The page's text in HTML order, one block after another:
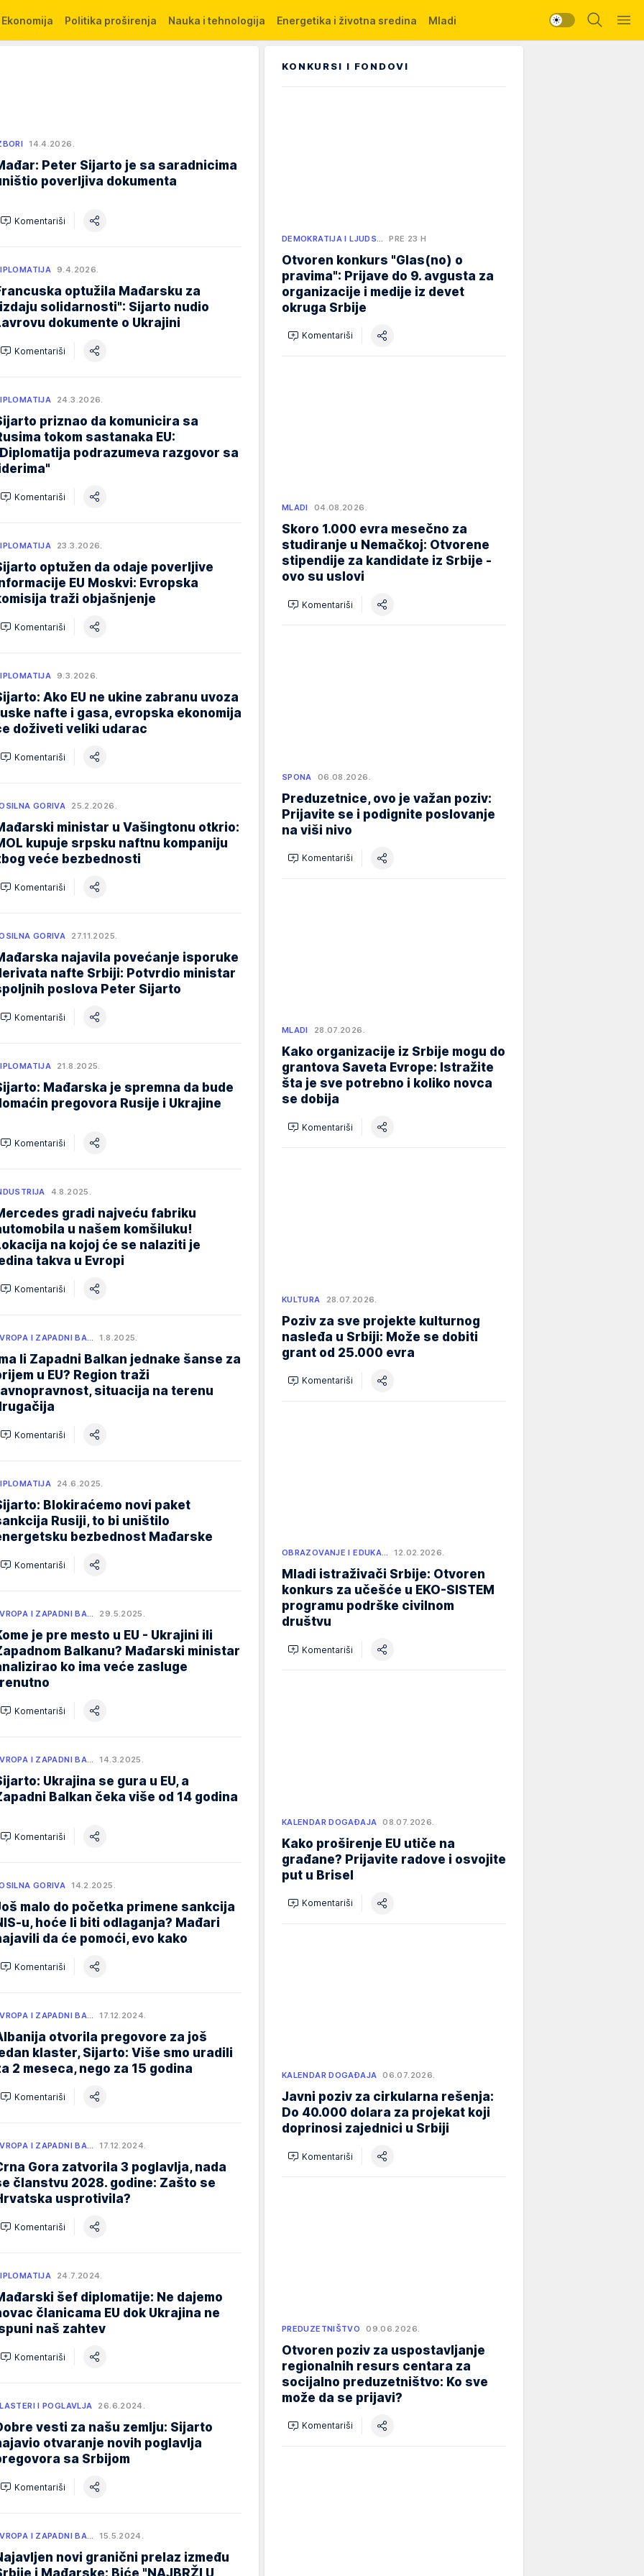
Ekonomija Politika proširenja Nauka i tehnologija Energetika i životna sredina Mladi
14.4.2026.
Peter Sijarto je sa saradnicima
poverljiva dokumenta
Komentariši
9.4.2026.
optužila Mađarsku za
solidarnosti": Sijarto nudio
dokumente o Ukrajini
Komentariši
24.3.2026.
priznao da komunicira sa
tokom sastanaka EU:
podrazumeva razgovor sa
Komentariši
23.3.2026.
optužen da odaje poverljive
EU Moskvi: Evropska
traži objašnjenje
Komentariši
9.3.2026.
Ako EU ne ukine zabranu uvoza
nafte i gasa, evropska ekonomija
doživeti veliki udarac
Komentariši
GORIVA 25.2.2026.
ministar u Vašingtonu otkrio:
kupuje srpsku naftnu kompaniju
veće bezbednosti
Komentariši
GORIVA 27.11.2025.
najavila povećanje isporuke
nafte Srbiji: Potvrdio ministar
poslova Peter Sijarto
Komentariši
21.8.2025.
Mađarska je spremna da bude
pregovora Rusije i Ukrajine
Komentariši
4.8.2025.
gradi najveću fabriku
u našem komšiluku!
na kojoj će se nalaziti je
takva u Evropi
Komentariši
I ZAPADNI BA… 1.8.2025.
li Zapadni Balkan jednake šanse za
u EU? Region traži
situacija na terenu
Komentariši
24.6.2025.
Blokiraćemo novi paket
Rusiji, to bi uništilo
bezbednost Mađarske
Komentariši
I ZAPADNI BA… 29.5.2025.
je pre mesto u EU - Ukrajini ili
Balkanu? Mađarski ministar
ko ima veće zasluge
Komentariši
I ZAPADNI BA… 14.3.2025.
Ukrajina se gura u EU, a
Balkan čeka više od 14 godina
Komentariši
GORIVA 14.2.2025.
malo do početka primene sankcija
u, hoće li biti odlaganja? Mađari
da će pomoći, evo kako
Komentariši
I ZAPADNI BA… 17.12.2024.
otvorila pregovore za još
klaster, Sijarto: Više smo uradili
2 meseca, nego za 15 godina
Komentariši
I ZAPADNI BA… 17.12.2024.
Gora zatvorila 3 poglavlja, nada
članstvu 2028. godine: Zašto se
usprotivila?
Komentariši
24.7.2024.
šef diplomatije: Ne dajemo
članicama EU dok Ukrajina ne
naš zahtev
Komentariši
I POGLAVLJA 26.6.2024.
vesti za našu zemlju: Sijarto
otvaranje novih poglavlja
sa Srbijom
Komentariši
I ZAPADNI BA… 15.5.2024.
novi granični prelaz između
i Mađarske: Biće "NAJBRŽI U
KONKURSI I FONDOVI
DEMOKRATIJA I LJUDS… PRE 23 H
Otvoren konkurs "Glas(no) o
pravima": Prijave do 9. avgusta za
organizacije i medije iz devet
okruga Srbije
Komentariši
MLADI 04.08.2026.
Skoro 1.000 evra mesečno za
studiranje u Nemačkoj: Otvorene
stipendije za kandidate iz Srbije -
ovo su uslovi
Komentariši
SPONA 06.08.2026.
Preduzetnice, ovo je važan poziv:
Prijavite se i podignite poslovanje
na viši nivo
Komentariši
MLADI 28.07.2026.
Kako organizacije iz Srbije mogu do
grantova Saveta Evrope: Istražite
šta je sve potrebno i koliko novca
se dobija
Komentariši
KULTURA 28.07.2026.
Poziv za sve projekte kulturnog
nasleđa u Srbiji: Može se dobiti
grant od 25.000 evra
Komentariši
OBRAZOVANJE I EDUKA… 12.02.2026.
Mladi istraživači Srbije: Otvoren
konkurs za učešće u EKO-SISTEM
programu podrške civilnom
društvu
Komentariši
KALENDAR DOGAĐAJA 08.07.2026.
Kako proširenje EU utiče na
građane? Prijavite radove i osvojite
put u Brisel
Komentariši
KALENDAR DOGAĐAJA 06.07.2026.
Javni poziv za cirkularna rešenja:
Do 40.000 dolara za projekat koji
doprinosi zajednici u Srbiji
Komentariši
PREDUZETNIŠTVO 09.06.2026.
Otvoren poziv za uspostavljanje
regionalnih resurs centara za
socijalno preduzetništvo: Ko sve
može da se prijavi?
Komentariši